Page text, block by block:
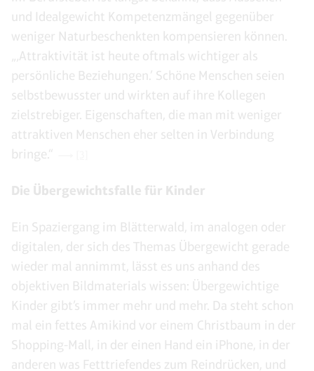
und Idealgewicht Kompetenzmängel gegenüber
weniger Naturbeschenkten kompensieren können.
„‚Attraktivität ist heute oftmals wichtiger als
persönliche Beziehungen.’ Schöne Menschen seien
selbstbewusster und wirkten auf ihre Kollegen
zielstrebiger. Eigenschaften, die man mit weniger
attraktiven Menschen eher selten in Verbindung
bringe.“
Die Übergewichtsfalle für Kinder
Ein Spaziergang im Blätterwald, im analogen oder
digitalen, der sich des Themas Übergewicht gerade
wieder mal annimmt, lässt es uns anhand des
objektiven Bildmaterials wissen: Übergewichtige
Kinder gibt’s immer mehr und mehr. Da steht schon
mal ein fettes Amikind vor einem Christbaum in der
Shopping-Mall, in der einen Hand ein iPhone, in der
anderen was Fetttriefendes zum Reindrücken, und